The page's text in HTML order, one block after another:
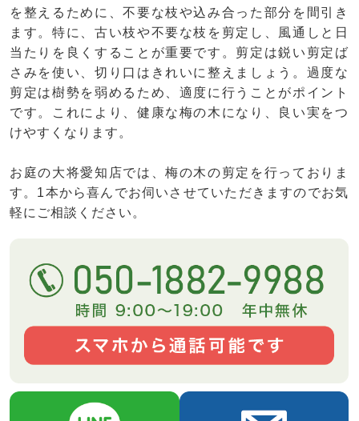
を整えるために、不要な枝や込み合った部分を間引き
ます。特に、古い枝や不要な枝を剪定し、風通しと日
当たりを良くすることが重要です。剪定は鋭い剪定ば
さみを使い、切り口はきれいに整えましょう。過度な
剪定は樹勢を弱めるため、適度に行うことがポイント
です。これにより、健康な梅の木になり、良い実をつ
けやすくなります。
お庭の大将愛知店では、梅の木の剪定を行っておりま
す。1本から喜んでお伺いさせていただきますのでお気
軽にご相談ください。